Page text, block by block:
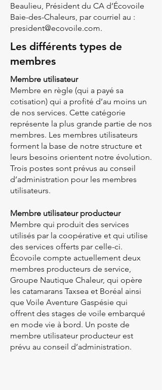
Beaulieu, Président du CA d’Écovoile
Baie-des-Chaleurs, par courriel au :
president@ecovoile.com.
Les différents types de
membres
Membre utilisateur
Membre en règle (qui a payé sa
cotisation) qui a profité d’au moins un
de nos services. Cette catégorie
représente la plus grande partie de nos
membres. Les membres utilisateurs
forment la base de notre structure et
leurs besoins orientent notre évolution.
Trois postes sont prévus au conseil
d’administration pour les membres
utilisateurs.
Membre utilisateur producteur
Membre qui produit des services
utilisés par la coopérative et qui utilise
des services offerts par celle-ci.
Écovoile compte actuellement deux
membres producteurs de service,
Groupe Nautique Chaleur, qui opère
les catamarans Taxsea et Boréal ainsi
que Voile Aventure Gaspésie qui
offrent des stages de voile embarqué
en mode vie à bord. Un poste de
membre utilisateur producteur est
prévu au conseil d’administration.